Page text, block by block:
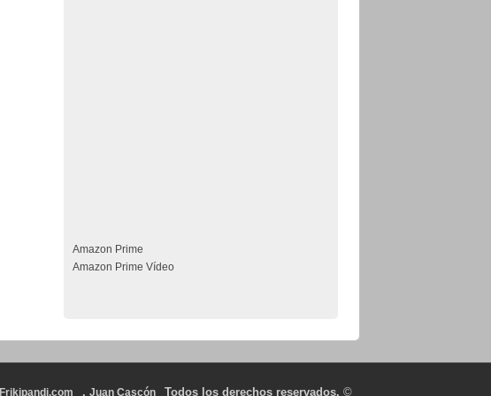
Amazon Prime
Amazon Prime Vídeo
Frikipandi.com . Juan Cascón Todos los derechos reservados. ©